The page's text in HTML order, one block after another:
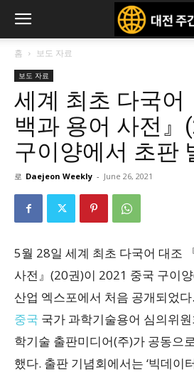
홈 보도 자료
보도 자료
세계 최초 다국어
백과 용어 사전』
구이양에서 초판
로 Daejeon Weekly - June 26, 2021
5월 28일 세계 최초 다국어 대조
사전』(20권)이 2021 중국 구이
산업 엑스포에서 처음 공개되었
중국 국가 과학기술용어 심의위
학기술 출판미디어(주)가 공동으
했다. 출판 기념회에서는 ‘빅데이